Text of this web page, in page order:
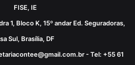
FISE, IE
1, Bloco K, 15º andar Ed. Seguradoras,
Sul, Brasília, DF
- Tel: +55 61